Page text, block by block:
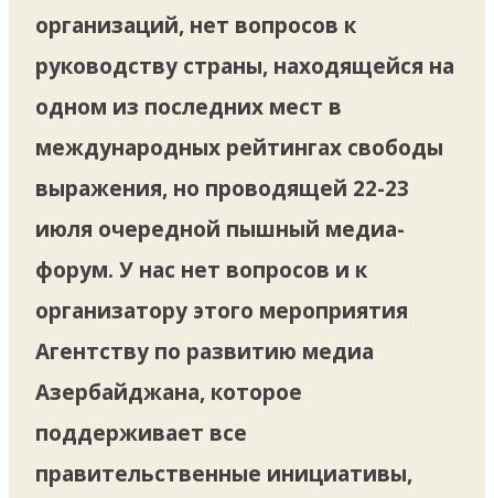
организаций, нет вопросов к
руководству страны, находящейся на
одном из последних мест в
международных рейтингах свободы
выражения, но проводящей 22-23
июля очередной пышный медиа-
форум. У нас нет вопросов и к
организатору этого мероприятия
Агентству по развитию медиа
Азербайджана, которое
поддерживает все
правительственные инициативы,